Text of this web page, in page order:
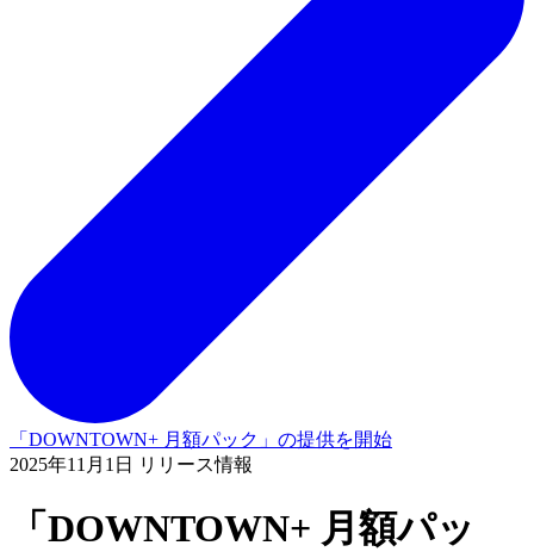
「DOWNTOWN+ 月額パック」の提供を開始
2025年11月1日 リリース情報
「DOWNTOWN+ 月額パッ